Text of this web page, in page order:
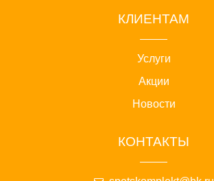
КЛИЕНТАМ
Услуги
Акции
Новости
КОНТАКТЫ